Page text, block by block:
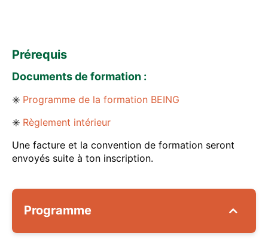
Prérequis
Documents de formation :
✳️ Programme de la formation BEING
✳️ Règlement intérieur
Une facture et la convention de formation seront
envoyés suite à ton inscription.
Programme